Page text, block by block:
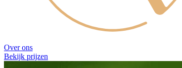
Over ons
Bekijk prijzen